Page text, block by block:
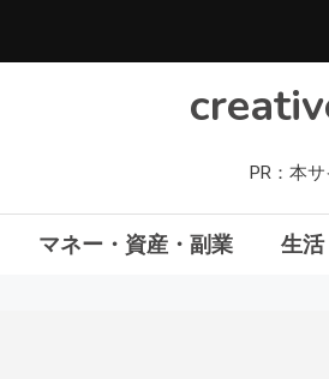
PR：本
マネー・資産・副業 生活